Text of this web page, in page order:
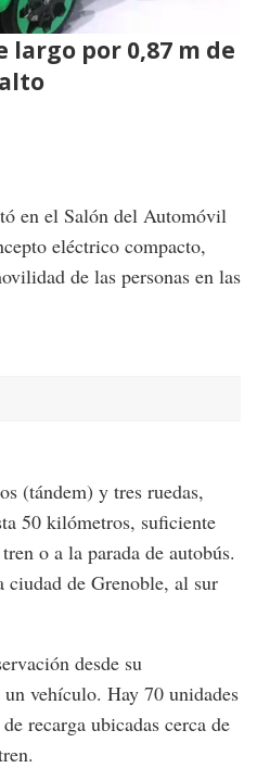
largo por 0,87 m de
en el Salón del Automóvil
eléctrico compacto,
de las personas en las
(tándem) y tres ruedas,
50 kilómetros, suficiente
o a la parada de autobús.
ciudad de Grenoble, al sur
desde su
vehículo. Hay 70 unidades
recarga ubicadas cerca de